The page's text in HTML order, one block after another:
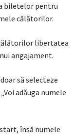
biletelor pentru
călătorilor.
libertatea
angajament.
să selecteze
adăuga numele
însă numele